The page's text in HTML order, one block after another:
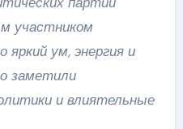
участником
яркий ум, энергия и
заметили
и влиятельные